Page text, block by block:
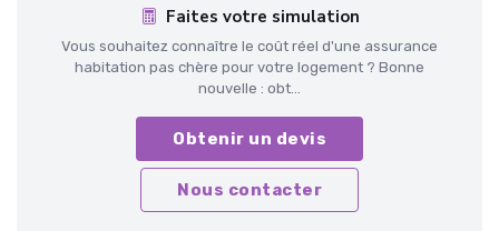
Faites votre simulation
Vous souhaitez connaître le coût réel d'une assurance
habitation pas chère pour votre logement ? Bonne
nouvelle : obt...
Obtenir un devis
Nous contacter